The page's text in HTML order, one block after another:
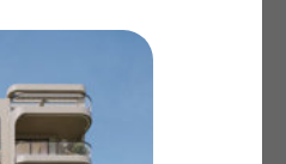
à coucher et deux